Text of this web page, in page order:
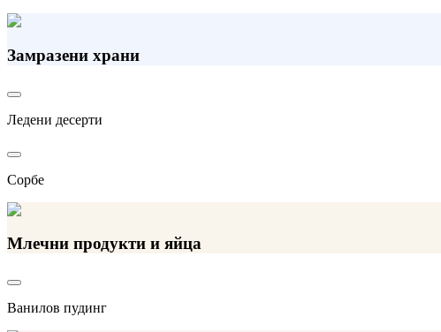
Замразени храни
Ледени десерти
Сорбе
Млечни продукти и яйца
Ванилов пудинг